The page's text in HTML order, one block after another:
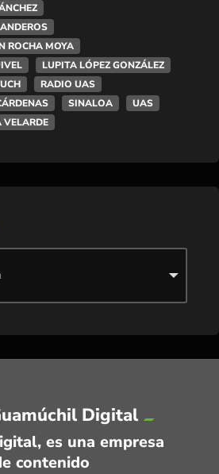
ROCHA MOYA
LUPITA LÓPEZ GONZÁLEZ
RADIO UAS
SINALOA
UAS
VELARDE
Digital
es una empresa
contenido